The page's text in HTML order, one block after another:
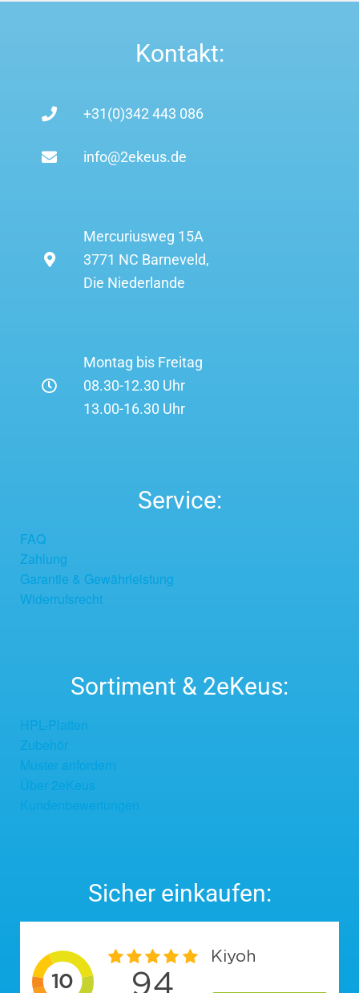
Kontakt:
+31(0)342 443 086
info@2ekeus.de
Mercuriusweg 15A
3771 NC Barneveld,
Die Niederlande
Montag bis Freitag
08.30-12.30 Uhr
13.00-16.30 Uhr
Service:
FAQ
Zahlung
Garantie & Gewährleistung
Widerrufsrecht
Sortiment & 2eKeus:
HPL-Platten
Zubehör
Muster anfordern
Über 2eKeus
Kundenbewertungen
Sicher einkaufen: